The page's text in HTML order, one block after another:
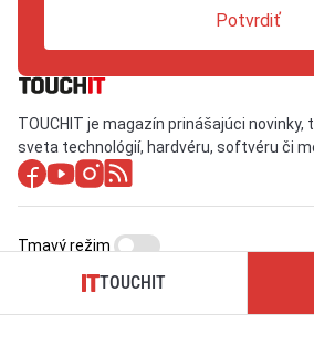
Potvrdiť
TOUCHIT je magazín prinášajúci novinky,
sveta technológií, hardvéru, softvéru či
O nás / Kontakt
Tmavý režim
TOUCHIT